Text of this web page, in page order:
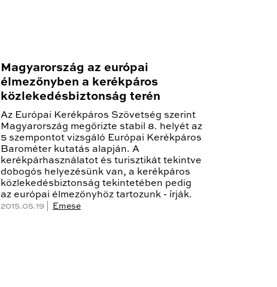
Magyarország az európai
élmezőnyben a kerékpáros
közlekedésbiztonság terén
Az Európai Kerékpáros Szövetség szerint
Magyarország megőrizte stabil 8. helyét az
5 szempontot vizsgáló Európai Kerékpáros
Barométer kutatás alapján. A
kerékpárhasználatot és turisztikát tekintve
dobogós helyezésünk van, a kerékpáros
közlekedésbiztonság tekintetében pedig
az európai élmezőnyhöz tartozunk - írják.
2015.05.19 | Emese